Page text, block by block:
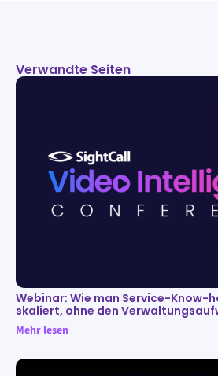
Verwandte Seiten
Webinar: Wie man Service-Know-
skaliert, ohne den
Mehr lesen